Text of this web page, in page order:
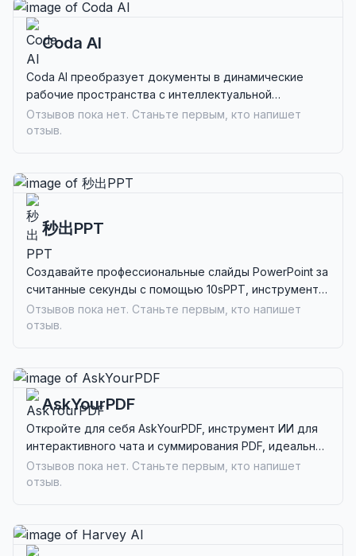
Coda AI
Coda AI преобразует документы в динамические
рабочие пространства с интеллектуальной
генерацией контента и автоматизацией задач, что
идеально подходит для команд, работающих
Отзывов пока нет. Станьте первым, кто напишет
отзыв.
秒出PPT
Создавайте профессиональные слайды PowerPoint за
считанные секунды с помощью 10sPPT, инструмента
на основе ИИ, идеального для бизнес-
профессионалов и педагогов, стремящихся к
Отзывов пока нет. Станьте первым, кто напишет
отзыв.
AskYourPDF
Откройте для себя AskYourPDF, инструмент ИИ для
интерактивного чата и суммирования PDF, идеальный
для академиков, профессионалов и студентов,
стремящихся к эффективному управлению
Отзывов пока нет. Станьте первым, кто напишет
отзыв.